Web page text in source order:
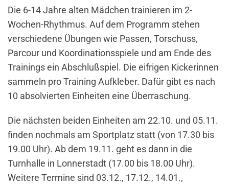
Die 6-14 Jahre alten Mädchen trainieren im 2-
Wochen-Rhythmus. Auf dem Programm stehen
verschiedene Übungen wie Passen, Torschuss,
Parcour und Koordinationsspiele und am Ende des
Trainings ein Abschlußspiel. Die eifrigen Kickerinnen
sammeln pro Training Aufkleber. Dafür gibt es nach
10 absolvierten Einheiten eine Überraschung.
Die nächsten beiden Einheiten am 22.10. und 05.11.
finden nochmals am Sportplatz statt (von 17.30 bis
19.00 Uhr). Ab dem 19.11. geht es dann in die
Turnhalle in Lonnerstadt (17.00 bis 18.00 Uhr).
Weitere Termine sind 03.12., 17.12., 14.01.,